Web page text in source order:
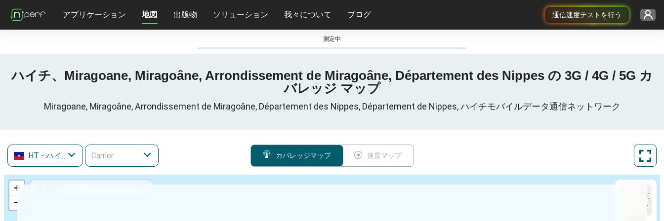
通信速度テストを行う
アプリケーション 地図 出版物 ソリューション 我々について ブログ
測定中
ハイチ、Miragoane, Miragoâne, Arrondissement de Miragoâne, Département des Nippes の 3G / 4G / 5G カ
バレッジ マップ
Miragoane, Miragoâne, Arrondissement de Miragoâne, Département des Nippes, Département de Nippes, ハイチモバイルデータ通信ネットワーク
HT - ハイチ カバレッジマップ 速度マップ
+
−